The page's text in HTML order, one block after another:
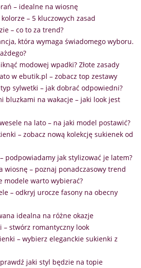
– idealne na wiosnę
– 5 kluczowych zasad
– co to za trend?
która wymaga świadomego wyboru.
modowej wpadki? Złote zasady
w ebutik.pl – zobacz top zestawy
sylwetki – jak dobrać odpowiedni?
bluzkami na wakacje – jaki look jest
na lato – na jaki model postawić?
– zobacz nową kolekcję sukienek od
podpowiadamy jak stylizować je latem?
wiosnę – poznaj ponadczasowy trend
modele warto wybierać?
– odkryj urocze fasony na obecny
idealna na różne okazje
– stwórz romantyczny look
– wybierz eleganckie sukienki z
jaki styl będzie na topie